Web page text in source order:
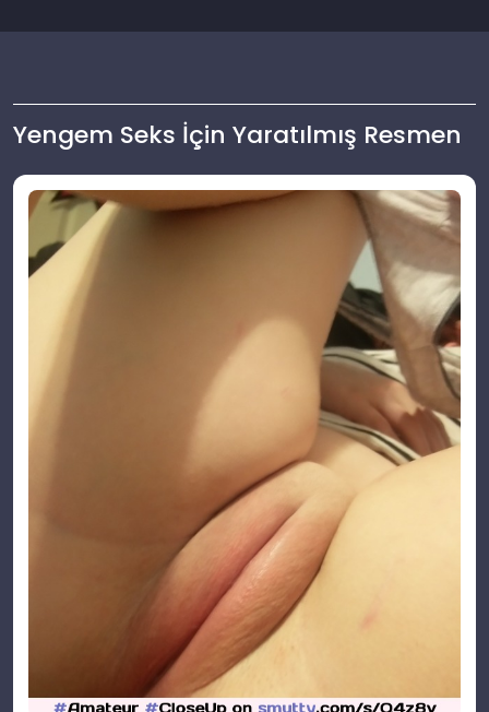
Yengem Seks İçin Yaratılmış Resmen